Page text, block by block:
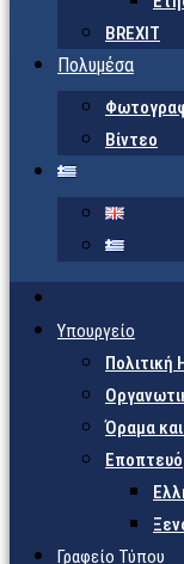
BREXIT
Πολυμέσα
Βίντεο
Υπουργείο
Πολιτική
Όραμα
Γραφείο Τύπου